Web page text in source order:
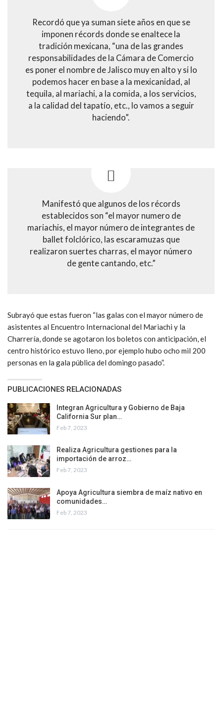
Recordó que ya suman siete años en que se
imponen récords donde se enaltece la
tradición mexicana, “una de las grandes
responsabilidades de la Cámara de Comercio
es poner el nombre de Jalisco muy en alto y si lo
podemos hacer en base a la mexicanidad, al
tequila, al mariachi, a la comida, a los servicios,
a la calidad del tapatío, etc., lo vamos a seguir
haciendo”.
Manifestó que algunos de los récords
establecidos son “el mayor numero de
mariachis, el mayor número de integrantes de
ballet folclórico, las escaramuzas que
realizaron suertes charras, el mayor número
de gente cantando, etc.”
Subrayó que estas fueron “las galas con el mayor número de
asistentes al Encuentro Internacional del Mariachi y la
Charrería, donde se agotaron los boletos con anticipación, el
centro histórico estuvo lleno, por ejemplo hubo ocho mil 200
personas en la gala pública del domingo pasado”.
PUBLICACIONES RELACIONADAS
Integran Agricultura y Gobierno de Baja
California Sur plan…
Feb 7, 2023
Realiza Agricultura gestiones para la
importación de arroz…
Feb 7, 2023
Apoya Agricultura siembra de maíz nativo en
comunidades…
Feb 7, 2023